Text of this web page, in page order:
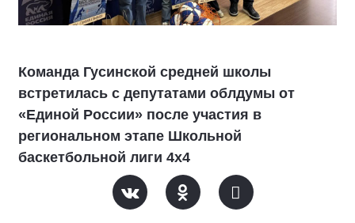
Команда Гусинской средней школы
встретилась с депутатами облдумы от
«Единой России» после участия в
региональном этапе Школьной
баскетбольной лиги 4х4